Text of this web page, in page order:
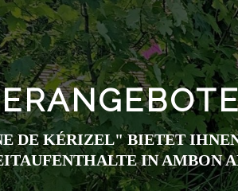
DE KÉRIZEL" BIETET
IN AMBON